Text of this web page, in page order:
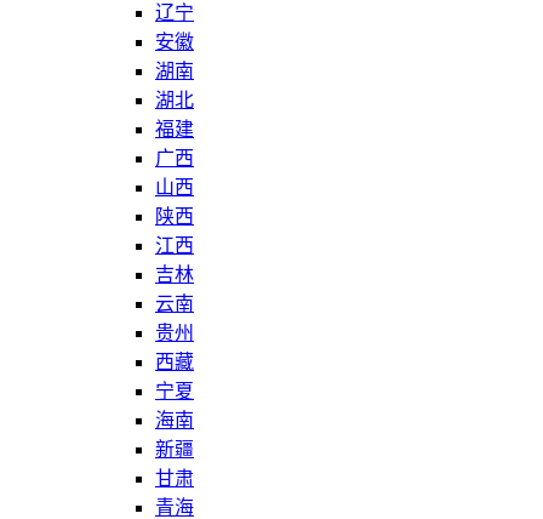
辽宁
安徽
湖南
湖北
福建
广西
山西
陕西
江西
吉林
云南
贵州
西藏
宁夏
海南
新疆
甘肃
青海